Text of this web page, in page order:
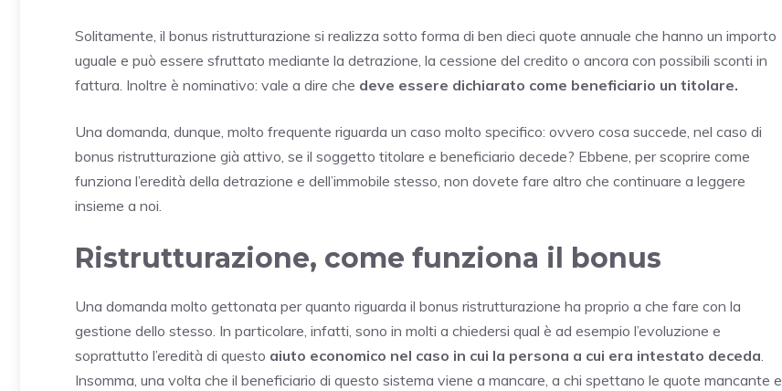
Solitamente, il bonus ristrutturazione si realizza sotto forma di ben dieci quote annuale che hanno un importo
uguale e può essere sfruttato mediante la detrazione, la cessione del credito o ancora con possibili sconti in
fattura. Inoltre è nominativo: vale a dire che deve essere dichiarato come beneficiario un titolare.
Una domanda, dunque, molto frequente riguarda un caso molto specifico: ovvero cosa succede, nel caso di
bonus ristrutturazione già attivo, se il soggetto titolare e beneficiario decede? Ebbene, per scoprire come
funziona l’eredità della detrazione e dell’immobile stesso, non dovete fare altro che continuare a leggere
insieme a noi.
Ristrutturazione, come funziona il bonus
Una domanda molto gettonata per quanto riguarda il bonus ristrutturazione ha proprio a che fare con la
gestione dello stesso. In particolare, infatti, sono in molti a chiedersi qual è ad esempio l’evoluzione e
soprattutto l’eredità di questo aiuto economico nel caso in cui la persona a cui era intestato deceda.
Insomma, una volta che il beneficiario di questo sistema viene a mancare, a chi spettano le quote mancante e